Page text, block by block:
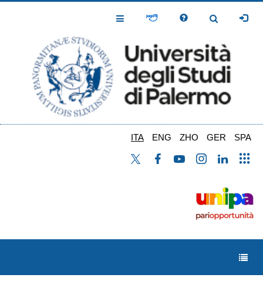
Toggle
Toggle
ITA ENG ZHO GER SPA